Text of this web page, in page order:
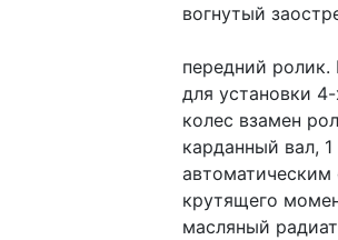
вогнутый
передний
для установки
колес взамен
карданный вал,
автоматическим
крутящего
масляный